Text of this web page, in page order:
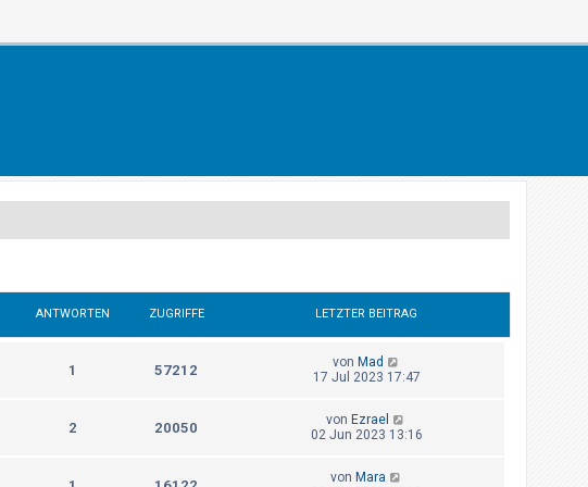
ANTWORTEN ZUGRIFFE LETZTER BEITRAG
1 57212 von Mad
17 Jul 2023 17:47
2 20050 von Ezrael
02 Jun 2023 13:16
von Mara